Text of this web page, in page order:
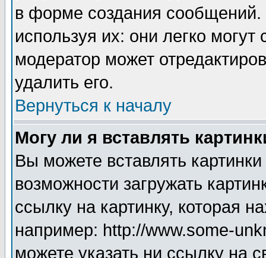
в форме создания сообщений.
используя их: они легко
модератор может
удалить его.
Вернуться к началу
Могу ли я вставлять
Вы можете вставлять
возможности загружать
ссылку на картинку, которая
например: http://www.some-
можете указать ни ссылку на